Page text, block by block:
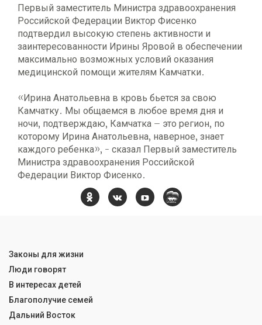
Первый заместитель Министра здравоохранения
Российской Федерации Виктор Фисенко
подтвердил высокую степень активности и
заинтересованности Ирины Яровой в обеспечении
максимально возможных условий оказания
медицинской помощи жителям Камчатки.
«Ирина Анатольевна в кровь бьется за свою
Камчатку. Мы общаемся в любое время дня и
ночи, подтверждаю, Камчатка – это регион, по
которому Ирина Анатольевна, наверное, знает
каждого ребенка», - сказал Первый заместитель
Министра здравоохранения Российской
Федерации Виктор Фисенко.
Законы для жизни
Люди говорят
В интересах детей
Благополучие семей
Дальний Восток